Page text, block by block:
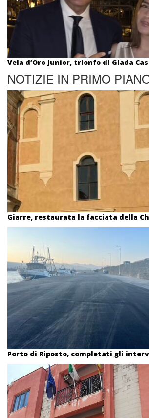
Vela d’Oro Junior, trionfo di Giada
NOTIZIE IN PRIMO
Giarre, restaurata la facciata della
Porto di Riposto, completati gli